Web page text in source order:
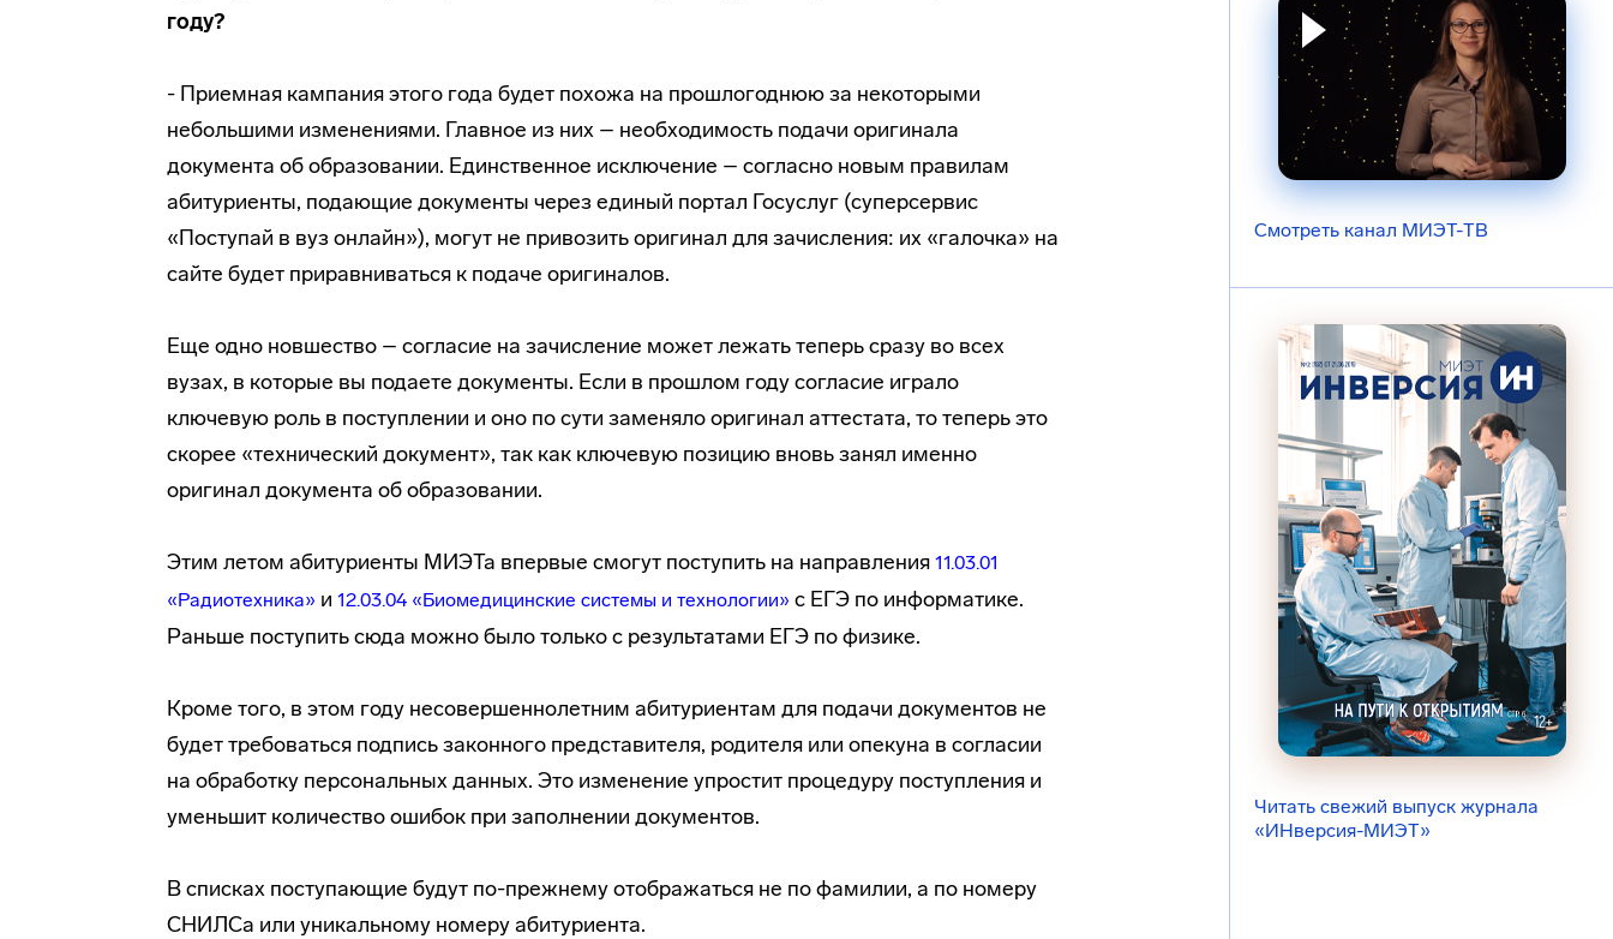
году?
- Приемная кампания этого года будет похожа на прошлогоднюю за некоторыми
небольшими изменениями. Главное из них – необходимость подачи оригинала
документа об образовании. Единственное исключение – согласно новым правилам
абитуриенты, подающие документы через единый портал Госуслуг (суперсервис
«Поступай в вуз онлайн»), могут не привозить оригинал для зачисления: их «галочка» на
сайте будет приравниваться к подаче оригиналов.
Еще одно новшество – согласие на зачисление может лежать теперь сразу во всех
вузах, в которые вы подаете документы. Если в прошлом году согласие играло
ключевую роль в поступлении и оно по сути заменяло оригинал аттестата, то теперь это
скорее «технический документ», так как ключевую позицию вновь занял именно
оригинал документа об образовании.
Этим летом абитуриенты МИЭТа впервые смогут поступить на направления 11.03.01
«Радиотехника» и 12.03.04 «Биомедицинские системы и технологии» с ЕГЭ по информатике.
Раньше поступить сюда можно было только с результатами ЕГЭ по физике.
Кроме того, в этом году несовершеннолетним абитуриентам для подачи документов не
будет требоваться подпись законного представителя, родителя или опекуна в согласии
на обработку персональных данных. Это изменение упростит процедуру поступления и
уменьшит количество ошибок при заполнении документов.
В списках поступающие будут по-прежнему отображаться не по фамилии, а по номеру
СНИЛСа или уникальному номеру абитуриента.
Смотреть канал МИЭТ-ТВ
Читать свежий выпуск журнала
«ИНверсия-МИЭТ»